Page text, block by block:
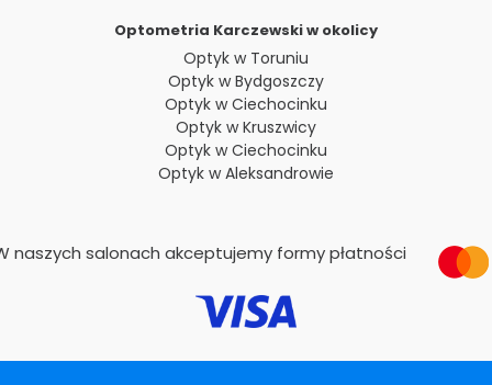
Optometria Karczewski w okolicy
Optyk w Toruniu
Optyk w Bydgoszczy
Optyk w Ciechocinku
Optyk w Kruszwicy
Optyk w Ciechocinku
Optyk w Aleksandrowie
naszych salonach akceptujemy formy płatności